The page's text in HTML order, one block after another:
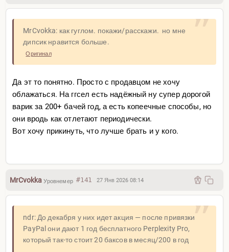
MrCvokka: как гуглом. покажи/расскажи. но мне
дипсик нравится больше.
Оригинал
Да эт то понятно. Просто с продавцом не хочу
облажаться. На ггсел есть надёжный ну супер дорогой
варик за 200+ бачей год, а есть копеечные способы, но
они вродь как отлетают периодически.
Вот хочу прикинуть, что лучше брать и у кого.
MrCvokkaУровнемер #141 27 Янв 2026 08:14
ndr: До декабря у них идет акция — после привязки
PayPal они дают 1 год бесплатного Perplexity Pro,
который так-то стоит 20 баксов в месяц/200 в год